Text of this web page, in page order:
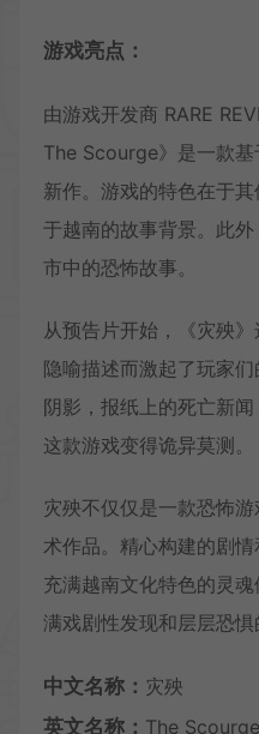
游戏亮点：
由游戏开发商 RARE
The Scourge》是一款
新作。游戏的特色在于
于越南的故事背景。此
市中的恐怖故事。
从预告片开始，《灾殃
隐喻描述而激起了玩家
阴影，报纸上的死亡新
这款游戏变得诡异莫测。
灾殃不仅仅是一款恐怖
术作品。精心构建的剧
充满越南文化特色的灵
满戏剧性发现和层层恐惧
中文名称： 灾殃
英文名称： The Scourge